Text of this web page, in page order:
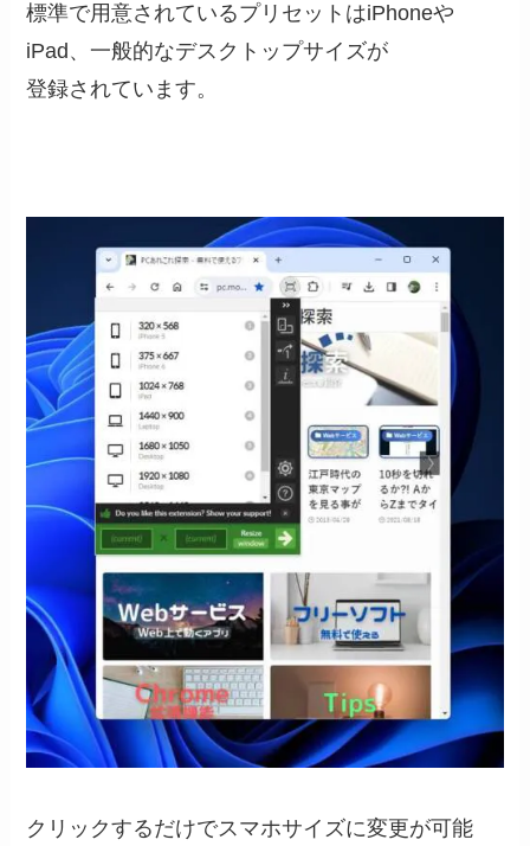
標準で用意されているプリセットはiPhoneや
iPad、一般的なデスクトップサイズが
登録されています。
クリックするだけでスマホサイズに変更が可能